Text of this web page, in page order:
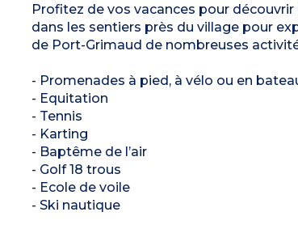
Profitez de vos vacances pour
dans les sentiers près du village pour
de Port-Grimaud de nombreuses
- Promenades à pied, à vélo ou en
- Equitation
- Tennis
- Karting
- Baptême de l’air
- Golf 18 trous
- Ecole de voile
- Ski nautique